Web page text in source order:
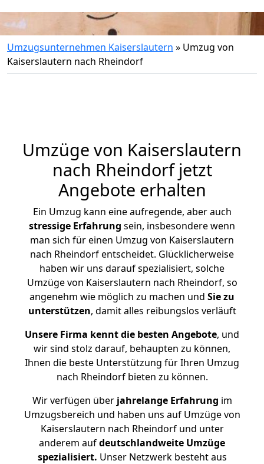
Umzugsunternehmen Kaiserslautern » Umzug von
Kaiserslautern nach Rheindorf
Umzüge von Kaiserslautern
nach Rheindorf jetzt
Angebote erhalten
Ein Umzug kann eine aufregende, aber auch
stressige Erfahrung sein, insbesondere wenn
man sich für einen Umzug von Kaiserslautern
nach Rheindorf entscheidet. Glücklicherweise
haben wir uns darauf spezialisiert, solche
Umzüge von Kaiserslautern nach Rheindorf, so
angenehm wie möglich zu machen und Sie zu
unterstützen, damit alles reibungslos verläuft
Unsere Firma kennt die besten Angebote, und
wir sind stolz darauf, behaupten zu können,
Ihnen die beste Unterstützung für Ihren Umzug
nach Rheindorf bieten zu können.
Wir verfügen überjahrelange Erfahrung im
Umzugsbereich und haben uns auf Umzüge von
Kaiserslautern nach Rheindorf und unter
anderem aufdeutschlandweite Umzüge
spezialisiert. Unser Netzwerk besteht aus